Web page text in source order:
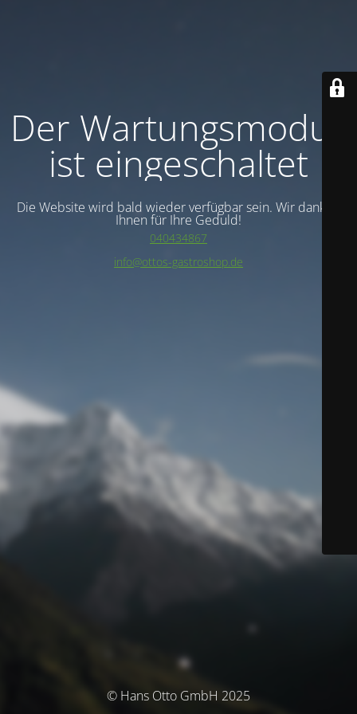
Der Wartungsmodus
ist eingeschaltet
Die Website wird bald wieder verfügbar sein. Wir danken
Ihnen für Ihre Geduld!
040434867
info@ottos-gastroshop.de
© Hans Otto GmbH 2025